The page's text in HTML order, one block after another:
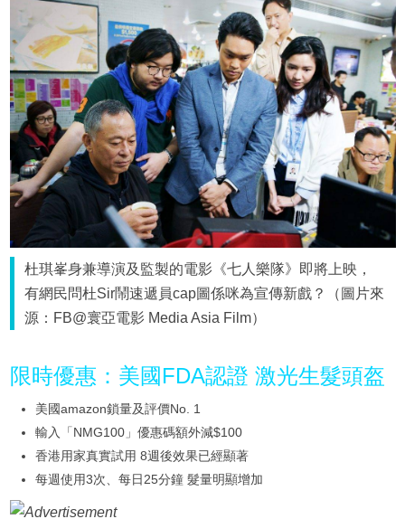
杜琪峯身兼導演及監製的電影《七人樂隊》即將上映，
有網民問杜Sir鬧速遞員cap圖係咪為宣傳新戲？（圖片來
源：FB@寰亞電影 Media Asia Film）
限時優惠：美國FDA認證 激光生髮頭盔
美國amazon鎖量及評價No. 1
輸入「NMG100」優惠碼額外減$100
香港用家真實試用 8週後效果已經顯著
每週使用3次、每日25分鐘 髮量明顯增加